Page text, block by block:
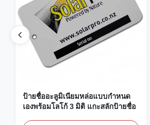
ป้ายชื่ออะลูมิเนียมหล่อแบบกำหนด
เองพร้อมโลโก้ 3 มิติ แกะสลักป้ายชื่อ